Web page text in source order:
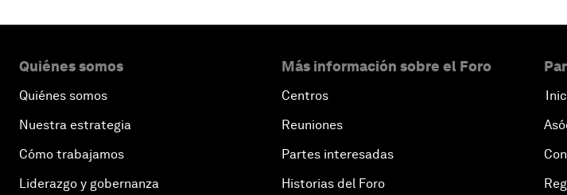
Quiénes somos
Quiénes somos
Nuestra estrategia
Cómo trabajamos
Liderazgo y gobernanza
Más información sobre el Foro
Centros
Reuniones
Partes interesadas
Historias del Foro